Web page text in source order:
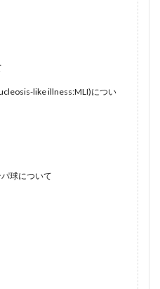
like illness:MLI)につい
球について